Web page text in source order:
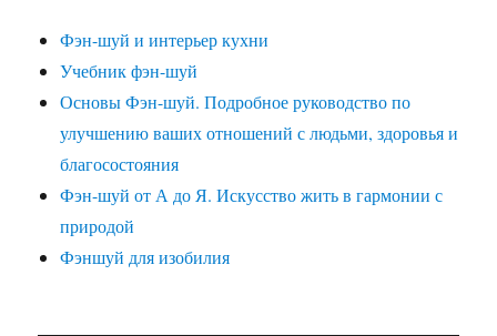
Фэн-шуй и интерьер кухни
Учебник фэн-шуй
Основы Фэн-шуй. Подробное руководство по
улучшению ваших отношений с людьми, здоровья и
благосостояния
Фэн-шуй от А до Я. Искусство жить в гармонии с
природой
Фэншуй для изобилия